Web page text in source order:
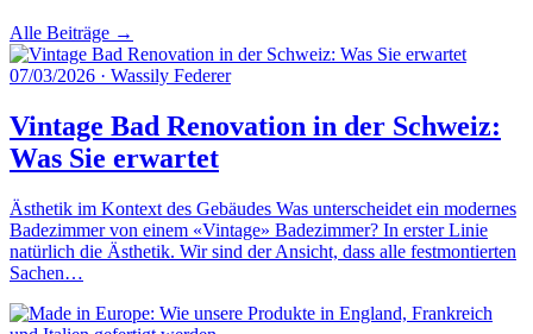
Alle Beiträge →
07/03/2026 · Wassily Federer
Vintage Bad Renovation in der Schweiz:
Was Sie erwartet
Ästhetik im Kontext des Gebäudes Was unterscheidet ein modernes
Badezimmer von einem «Vintage» Badezimmer? In erster Linie
natürlich die Ästhetik. Wir sind der Ansicht, dass alle festmontierten
Sachen…